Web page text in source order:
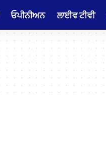
ਓਪੀਨੀਅਨ ਲਾਈਵ ਟੀਵੀ